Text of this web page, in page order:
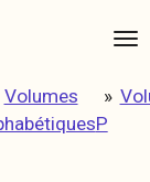
Volumes
»
P